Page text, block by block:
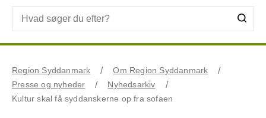
Region Syddanmark
Om Region Syddanmark
Presse og nyheder
Nyhedsarkiv
Kultur skal få syddanskerne op fra sofaen